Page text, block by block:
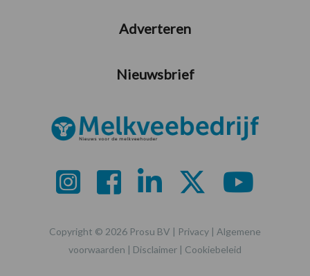
Adverteren
Nieuwsbrief
Copyright © 2026 Prosu BV | Privacy | Algemene
voorwaarden | Disclaimer | Cookiebeleid